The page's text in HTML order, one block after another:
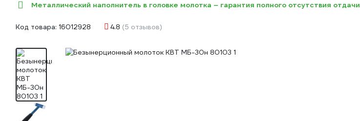
Металлический наполнитель в головке молотка – гарантия полного отсутствия отдачи
Код товара: 16012928 4.8 (5 отзывов)